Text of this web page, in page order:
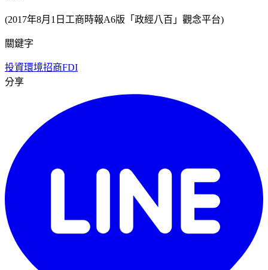
(2017年8月1日工商時報A6版「政經八百」觀念平台)
關鍵字
投資環境招商FDI
分享